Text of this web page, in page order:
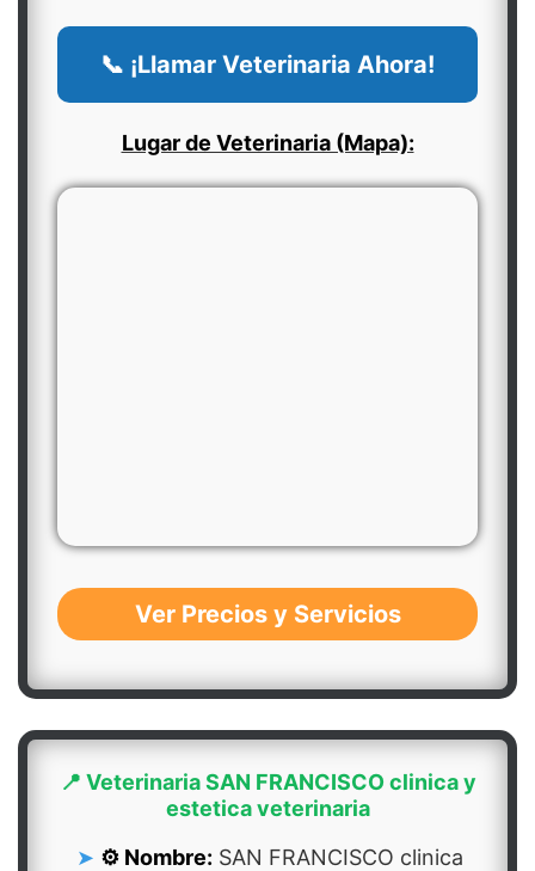
📞 ¡Llamar Veterinaria Ahora!
Lugar de Veterinaria (Mapa):
Ver Precios y Servicios
📍 Veterinaria SAN FRANCISCO clinica y
estetica veterinaria
⚙️ Nombre: SAN FRANCISCO clinica